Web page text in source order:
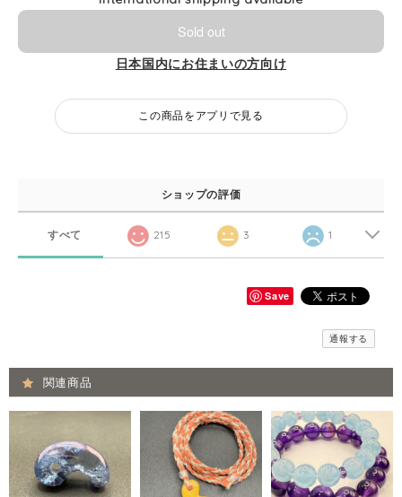
Sold out
日本国内にお住まいの方向け
この商品をアプリで見る
ショップの評価
すべて 215 3 1
Save
通報する
関連商品